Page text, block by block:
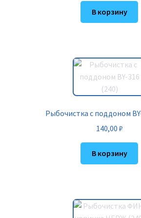
В корзину
Рыбочистка с поддоном
140,00 ₽
В корзину